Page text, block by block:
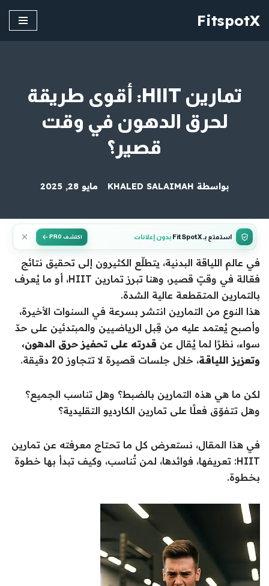
FitspotX
تمارين HIIT: أقوى طريقة
لحرق الدهون في وقت
قصير؟
بواسطة KHALED SALAIMAH مايو 28, 2025
استمتع بـ FitSpotX بدون إعلانات اكتشف PRO
في عالم اللياقة البدنية، يتطلّع الكثيرون إلى تحقيق نتائج
فعّالة في وقتٍ قصير، وهنا تبرز تمارين HIIT، أو ما يُعرف
بالتمارين المتقطعة عالية الشدة.
هذا النوع من التمارين انتشر بسرعة في السنوات الأخيرة،
وأصبح يُعتمد عليه من قِبل الرياضيين والمبتدئين على حدّ
سواء، نظرًا لما يُقال عن قدرته على تحفيز حرق الدهون،
وتعزيز اللياقة، خلال جلسات قصيرة لا تتجاوز 20 دقيقة.
لكن ما هي هذه التمارين بالضبط؟ وهل تناسب الجميع؟
وهل تتفوّق فعلًا على تمارين الكارديو التقليدية؟
في هذا المقال، نستعرض كل ما تحتاج معرفته عن تمارين
HIIT: تعريفها، فوائدها، لمن تُناسب، وكيف تبدأ بها خطوة
بخطوة.